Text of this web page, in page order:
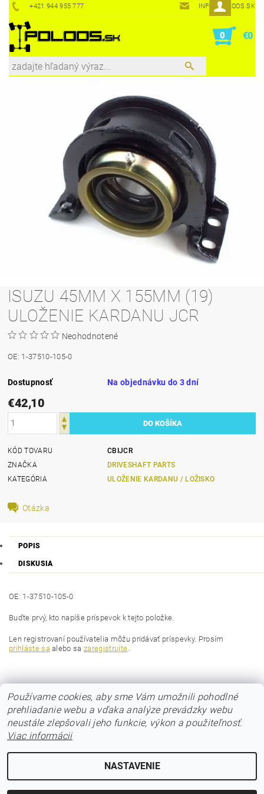
+421 944 955 777 INFO@POLOOS.SK
0 €0
ISUZU 45MM X 155MM (19)
ULOŽENIE KARDANU JCR
Neohodnotené
OE: 1-37510-105-0
Dostupnosť Na objednávku do 3 dní
€42,10
KÓD TOVARU
CBIJCR
ZNAČKA
DRIVESHAFT PARTS
KATEGÓRIA
ULOŽENIE KARDANU / LOŽISKO
Otázka
POPIS
DISKUSIA
OE: 1-37510-105-0
Buďte prvý, kto napíše príspevok k tejto položke.
Len registrovaní používatelia môžu pridávať príspevky. Prosím
prihláste sa alebo sazaregistrujte.
2026 © POLOOS.sk, všetky práva vyhradenéUpraviť nastavenie cookies
Používame cookies, aby sme Vám umožnili pohodlné
prehliadanie webu a vďaka analýze prevádzky webu
neustále zlepšovali jeho funkcie, výkon a použiteľnosť.
Viac informácii
NASTAVENIE